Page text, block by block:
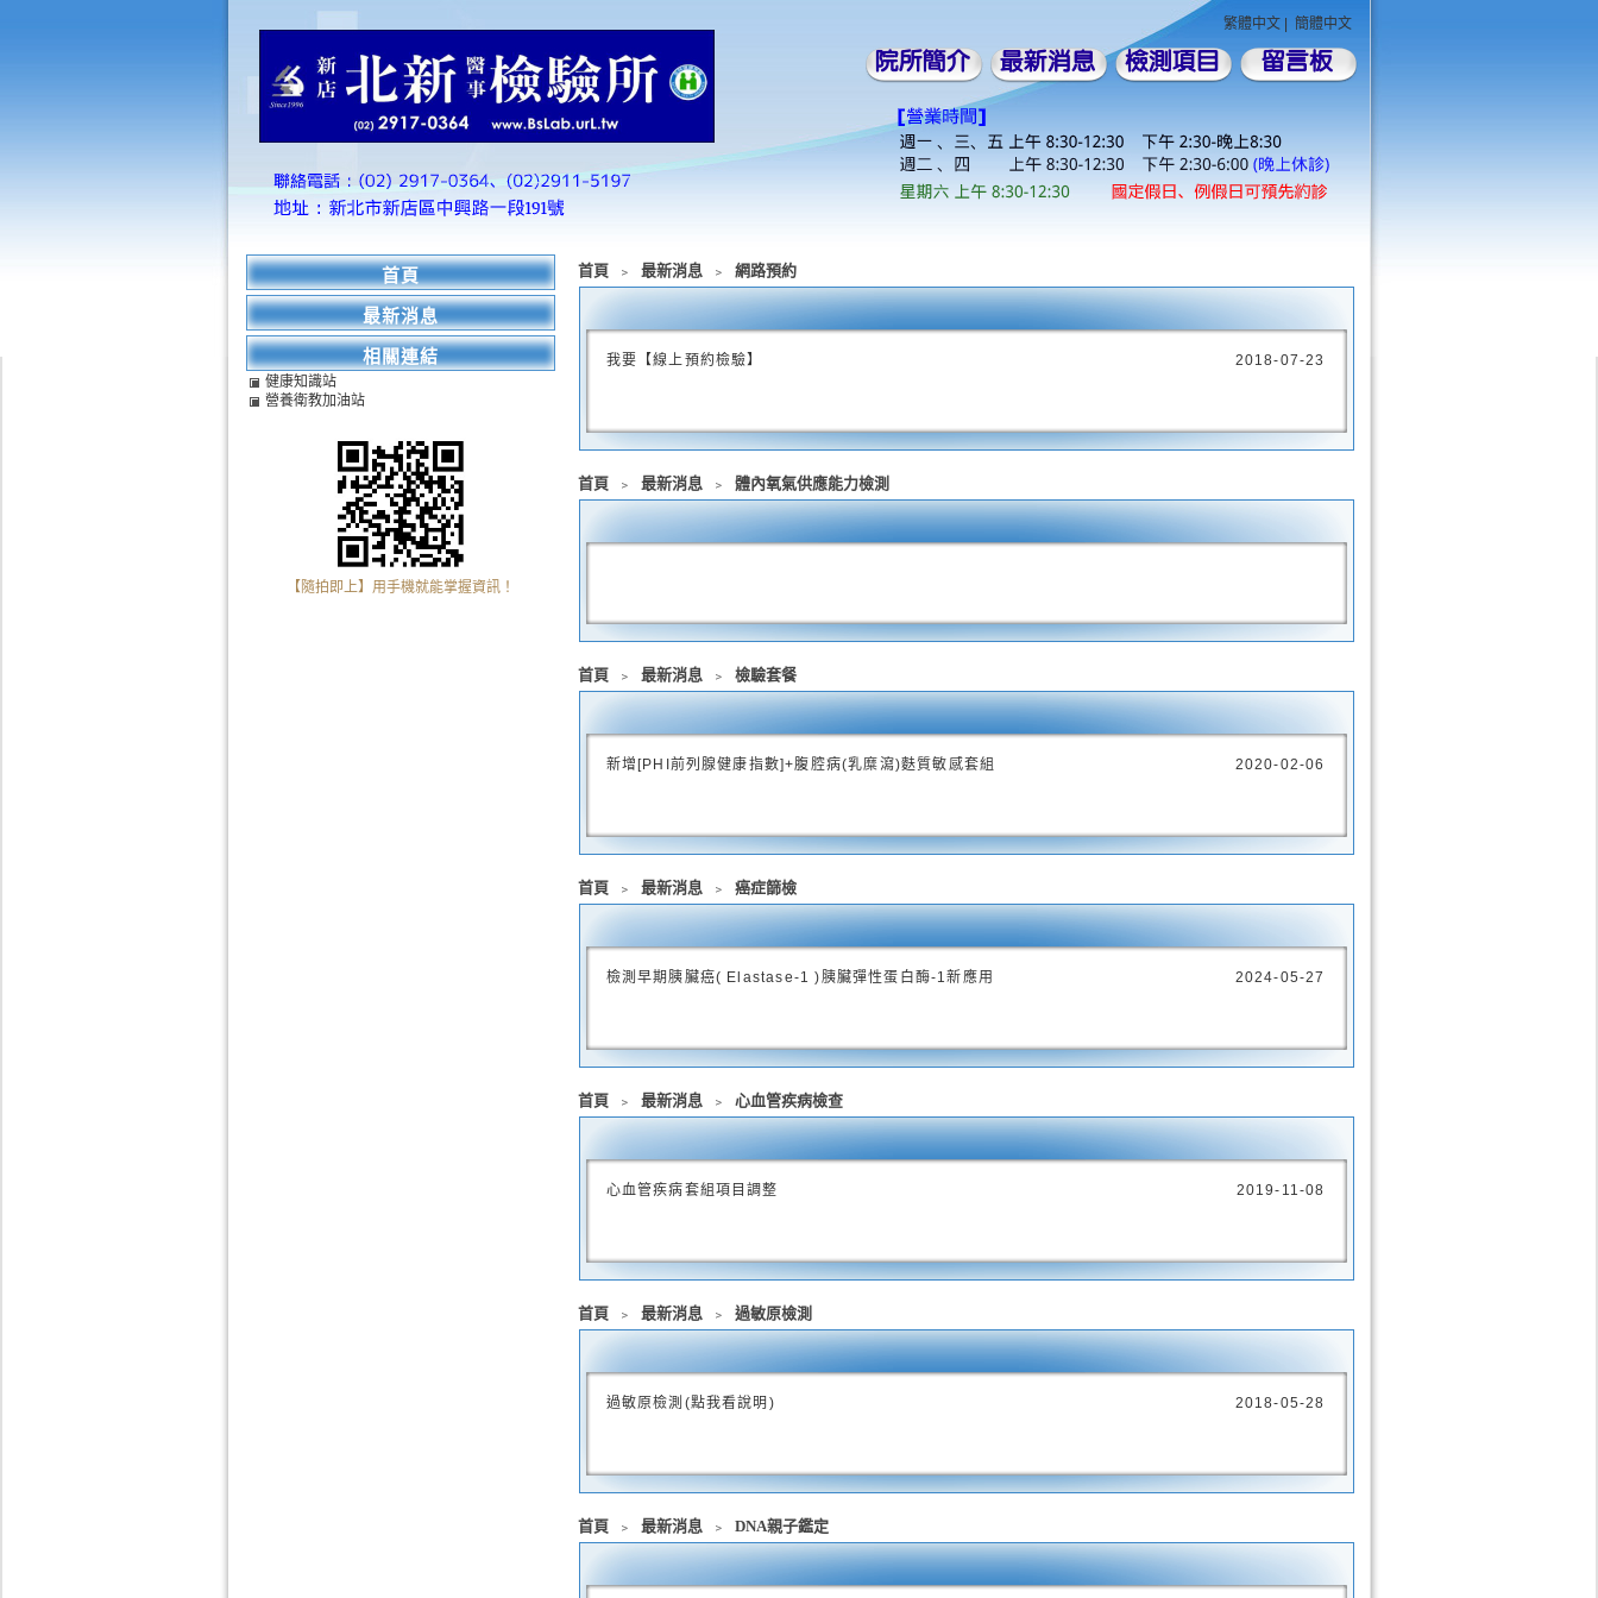
繁體中文 簡體中文
首頁 ﹥ 最新消息 ﹥ 網路預約
我要【線上預約檢驗】 2018-07-23
首頁 ﹥ 最新消息 ﹥ 體內氧氣供應能力檢測
首頁 ﹥ 最新消息 ﹥ 檢驗套餐
新增[PHI前列腺健康指數]+腹腔病(乳糜瀉)麩質敏感套組 2020-02-06
首頁 ﹥ 最新消息 ﹥ 癌症篩檢
檢測早期胰臟癌( Elastase-1 )胰臟彈性蛋白酶-1新應用 2024-05-27
首頁 ﹥ 最新消息 ﹥ 心血管疾病檢查
心血管疾病套組項目調整 2019-11-08
首頁 ﹥ 最新消息 ﹥ 過敏原檢測
過敏原檢測(點我看說明) 2018-05-28
首頁 ﹥ 最新消息 ﹥ DNA親子鑑定
首頁
最新消息
相關連結
健康知識站
營養衛教加油站
【隨拍即上】用手機就能掌握資訊！